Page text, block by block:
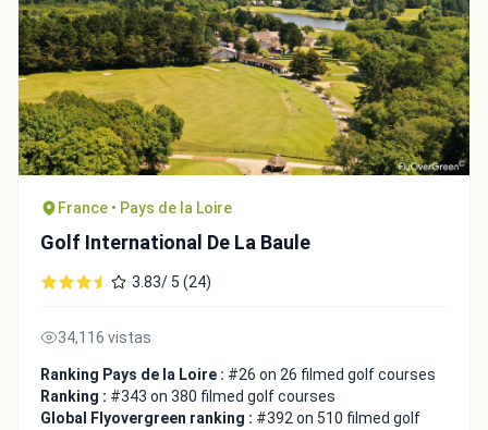
France • Pays de la Loire
Golf International De La Baule
3.83/ 5 (24)
34,116 vistas
Ranking Pays de la Loire : #26 on 26 filmed golf courses
Ranking : #343 on 380 filmed golf courses
Global Flyovergreen ranking : #392 on 510 filmed golf